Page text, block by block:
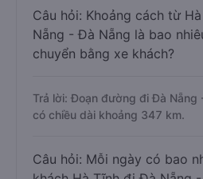
Câu hỏi: Khoảng cách từ
Nẵng - Đà Nẵng là bao
chuyển bằng xe khách?
Trả lời: Đoạn đường đi Đà Nẵng
có chiều dài khoảng 347 km.
Câu hỏi: Mỗi ngày có bao